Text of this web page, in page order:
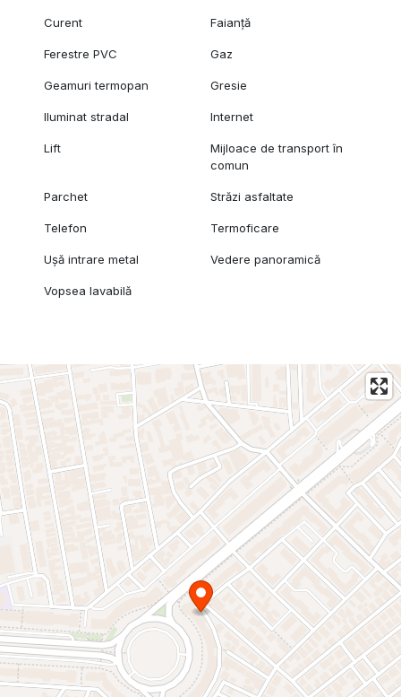
Curent Faianță
Ferestre PVC Gaz
Geamuri termopan Gresie
Iluminat stradal Internet
Lift
Mijloace de transport în
comun
Parchet Străzi asfaltate
Telefon Termoficare
Ușă intrare metal Vedere panoramică
Vopsea lavabilă